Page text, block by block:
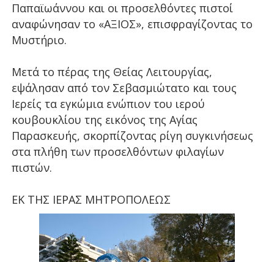
Παπαϊωάννου και οι προσελθόντες πιστοί
αναφώνησαν το «ΑΞΙΟΣ», επισφραγίζοντας το
Μυστήριο.
Μετά το πέρας της Θείας Λειτουργίας,
εψάλησαν από τον Σεβασμιώτατο και τους
Ιερείς τα εγκώμια ενώπιον του ιερού
κουβουκλίου της εικόνος της Αγίας
Παρασκευής, σκορπίζοντας ρίγη συγκινήσεως
στα πλήθη των προσελθόντων φιλαγίων
πιστών.
ΕΚ ΤΗΣ ΙΕΡΑΣ ΜΗΤΡΟΠΟΛΕΩΣ